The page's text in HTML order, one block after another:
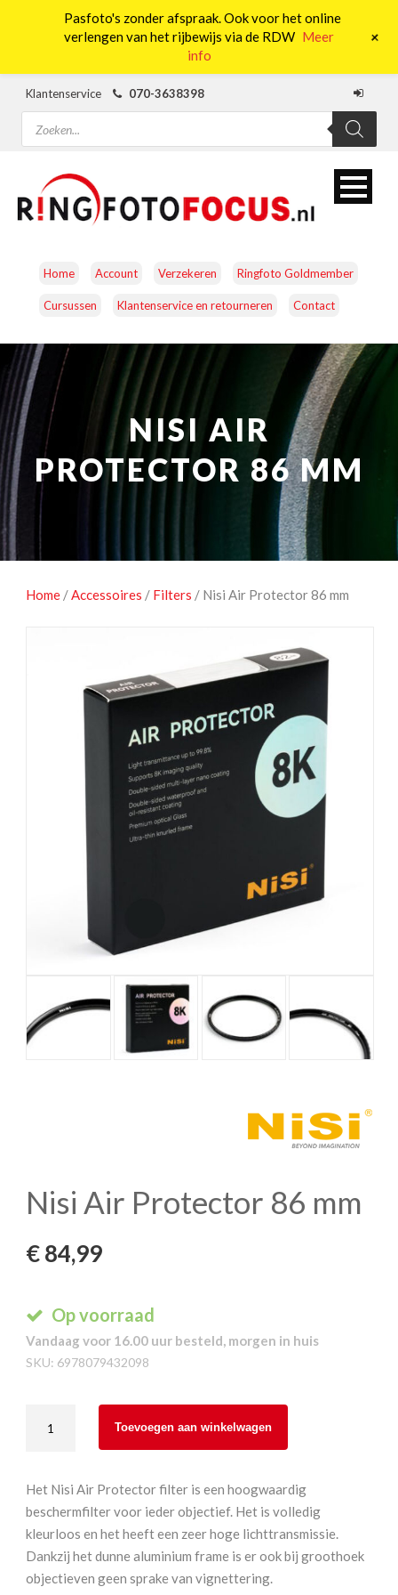
Klantenservice
070-3638398
Producten
zoeken
Home Account Verzekeren Ringfoto Goldmember
Cursussen Klantenservice en retourneren Contact
CAMERA’S OBJECTIEVEN ACCESSOIRES
NATUUROBSERVATIE MEDIA EN ENERGIE
STUDIOFOTOGRAFIE OCCASIONS
NISI AIR
PROTECTOR 86 MM
Home /Accessoires / Filters / Nisi Air Protector 86 mm
Nisi Air Protector 86 mm
€84,99
Op voorraad
Vandaag voor 16.00 uur besteld, morgen in huis
SKU: 6978079432098
86
mm
aantal
Toevoegen aan winkelwagen
Het Nisi Air Protector filter is een hoogwaardig
beschermfilter voor ieder objectief. Het is volledig
kleurloos en het heeft een zeer hoge lichttransmissie.
Dankzij het dunne aluminium frame is er ook bij groothoek
objectieven geen sprake van vignettering.
Pasfoto's zonder afspraak. Ook voor het online
verlengen van het rijbewijs via de RDW Meer
info
+